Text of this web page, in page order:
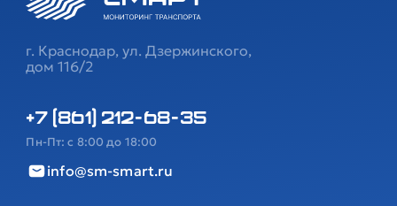
г. Краснодар, ул. Дзержинского,
дом 116/2
+7 (861) 212-68-35
Пн-Пт: с 8:00 до 18:00
info@sm-smart.ru